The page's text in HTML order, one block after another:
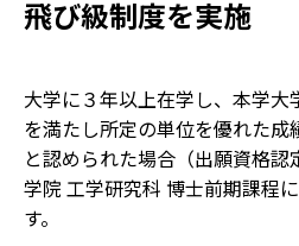
飛び級制度を実施
大学に３年以上在学し、本学
を満たし所定の単位を優れた成
と認められた場合（出願資格
学院 工学研究科 博士前期課程
す。